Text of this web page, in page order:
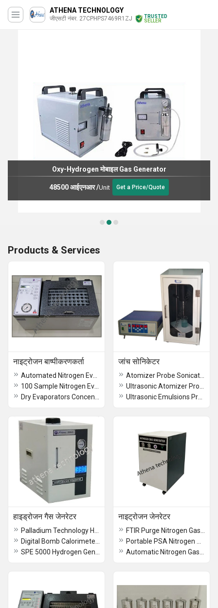
ATHENA TECHNOLOGY
जीएसटी नंबर. 27CPHPS7469R1ZJ
TRUSTED
SELLER
Oxy-Hydrogen मोबाइल Gas Generator
48500 आईएनआर/Unit Get a Price/Quote
Products & Services
नाइट्रोजन बाष्पीकरणकर्ता जांच सोनिकेटर
हाइड्रोजन गैस जेनरेटर नाइट्रोजन जेनरेटर